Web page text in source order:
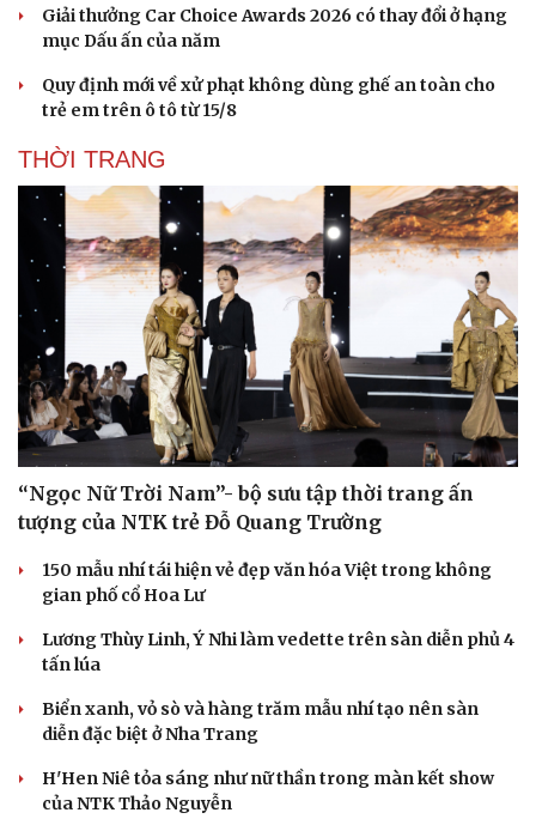
Sức khỏe
Dinh dưỡng - món ngon
Cây thuốc
Sản phụ khoa
Nhi khoa
Nam khoa
Làm đẹp - giảm cân
Phòng mạch online
Ăn sạch sống khỏe
Đời sống
Nhà đẹp
Blog
Tình yêu - Gia đình
Giải thưởng Car Choice Awards 2026 có thay đổi ở hạng
mục Dấu ấn của năm
Quy định mới về xử phạt không dùng ghế an toàn cho
trẻ em trên ô tô từ 15/8
THỜI TRANG
“Ngọc Nữ Trời Nam”- bộ sưu tập thời trang ấn
tượng của NTK trẻ Đỗ Quang Trường
150 mẫu nhí tái hiện vẻ đẹp văn hóa Việt trong không
gian phố cổ Hoa Lư
Lương Thùy Linh, Ý Nhi làm vedette trên sàn diễn phủ 4
tấn lúa
Biển xanh, vỏ sò và hàng trăm mẫu nhí tạo nên sàn
diễn đặc biệt ở Nha Trang
H'Hen Niê tỏa sáng như nữ thần trong màn kết show
của NTK Thảo Nguyễn